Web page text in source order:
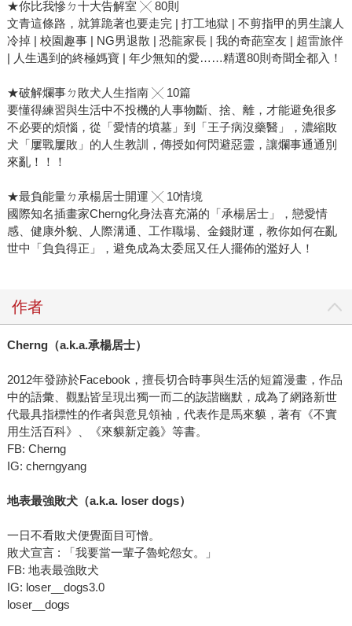
★你比我慘ㄉ十大告解室 ╳ 80則
文青這條路，就算跪著也要走完 | 打工地獄 | 不剪指甲的男生讓人
冷掉 | 校園趣事 | NG男退散 | 恐龍家長 | 我的奇葩室友 | 超雷旅伴
| 人生遇到的終極媽寶 | 年少無知的愛……精選80則奇聞全都入！
★破解爛事ㄉ敗犬人生指南 ╳ 10篇
要懂得練習與生活中不投機的人事物斷、捨、離，才能避免很多
不必要的煩惱，從「愛情的墳墓」到「王子病沒藥醫」，濃縮敗
犬「屢戰屢敗」的人生教訓，傳授如何閃避惡靈，讓爛事通通別
來亂！！！
★最負能量ㄉ承楊居士開運 ╳ 10情境
國際知名插畫家Cherng化身法喜充滿的「承楊居士」，戀愛情
感、健康外貌、人際溝通、工作職場、金錢財運，教你如何在亂
世中「負負得正」，避免成為太委屈又任人擺佈的濫好人！
作者
Cherng（a.k.a.承楊居士）
2012年發跡於Facebook，擅長切合時事與生活的短篇漫畫，作品
中的語彙、觀點皆呈現出獨一而二的詼諧幽默，成為了網路新世
代最具指標性的作者與意見領袖，代表作是馬來貘，著有《不實
用生活百科》、《來貘新定義》等書。
FB: Cherng
IG: cherngyang
地表最強敗犬（a.k.a. loser dogs）
一日不看敗犬便覺面目可憎。
敗犬宣言 : 「我要當一輩子魯蛇怨女。」
FB: 地表最強敗犬
IG: loser__dogs3.0
loser__dogs